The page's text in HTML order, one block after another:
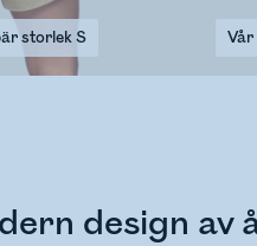
storlek S Vår
design av